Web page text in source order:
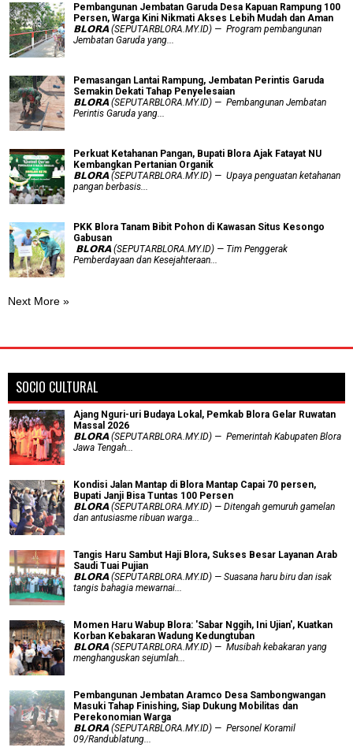
Pembangunan Jembatan Garuda Desa Kapuan Rampung 100
Persen, Warga Kini Nikmati Akses Lebih Mudah dan Aman
𝗕𝗟𝗢𝗥𝗔 (SEPUTARBLORA.MY.ID) — Program pembangunan
Jembatan Garuda yang...
Pemasangan Lantai Rampung, Jembatan Perintis Garuda
Semakin Dekati Tahap Penyelesaian
𝗕𝗟𝗢𝗥𝗔 (SEPUTARBLORA.MY.ID) — Pembangunan Jembatan
Perintis Garuda yang...
​Perkuat Ketahanan Pangan, Bupati Blora Ajak Fatayat NU
Kembangkan Pertanian Organik
𝗕𝗟𝗢𝗥𝗔 (SEPUTARBLORA.MY.ID) — Upaya penguatan ketahanan
pangan berbasis...
PKK Blora Tanam Bibit Pohon di Kawasan Situs Kesongo
Gabusan
‎ 𝗕𝗟𝗢𝗥𝗔 (SEPUTARBLORA.MY.ID) — Tim Penggerak
Pemberdayaan dan Kesejahteraan...
Next More »
SOCIO CULTURAL
Ajang Nguri-uri Budaya Lokal, Pemkab Blora Gelar Ruwatan
Massal 2026
𝗕𝗟𝗢𝗥𝗔 (SEPUTARBLORA.MY.ID) — Pemerintah Kabupaten Blora
Jawa Tengah...
Kondisi Jalan Mantap di Blora Mantap Capai 70 persen,
Bupati Janji Bisa Tuntas 100 Persen
𝗕𝗟𝗢𝗥𝗔 (SEPUTARBLORA.MY.ID) — Ditengah gemuruh gamelan
dan antusiasme ribuan warga...
Tangis Haru Sambut Haji Blora, Sukses Besar Layanan Arab
Saudi Tuai Pujian
𝗕𝗟𝗢𝗥𝗔 (SEPUTARBLORA.MY.ID) — Suasana haru biru dan isak
tangis bahagia mewarnai...
Momen Haru Wabup Blora: ​'Sabar Nggih, Ini Ujian', Kuatkan
Korban Kebakaran Wadung Kedungtuban
𝗕𝗟𝗢𝗥𝗔 (SEPUTARBLORA.MY.ID) — Musibah kebakaran yang
menghanguskan sejumlah...
Pembangunan Jembatan Aramco Desa Sambongwangan
Masuki Tahap Finishing, Siap Dukung Mobilitas dan
Perekonomian Warga
𝗕𝗟𝗢𝗥𝗔 (SEPUTARBLORA.MY.ID) — Personel Koramil
09/Randublatung...